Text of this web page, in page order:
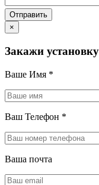
×
Закажи
Ваше Имя *
Ваш Телефон *
Ваша почта